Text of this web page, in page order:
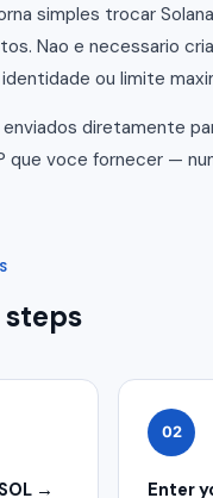
simples trocar
Nao e necessario
ou limite
diretamente
que voce fornecer —
→
02
Enter